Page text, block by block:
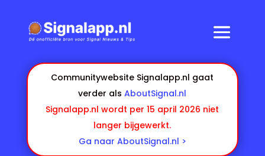
Communitywebsite Signalapp.nl gaat
verder alsAboutSignal.nl
Signalapp.nl wordt per 15 april 2026 niet
langer bijgewerkt.
Ga naar AboutSignal.nl >